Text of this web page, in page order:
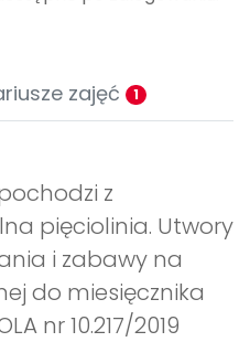
zajęć 1
z
pięciolinia. Utwory
i zabawy na
do miesięcznika
nr 10.217/2019